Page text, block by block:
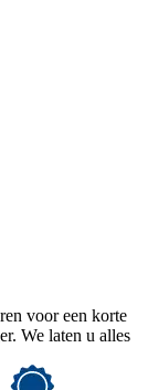
voor een korte
We laten u alles